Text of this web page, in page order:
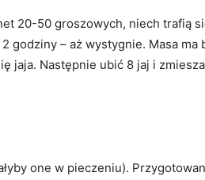
20-50 groszowych, niech trafią
godziny – aż wystygnie. Masa ma
jaja. Następnie ubić 8 jaj i
one w pieczeniu).